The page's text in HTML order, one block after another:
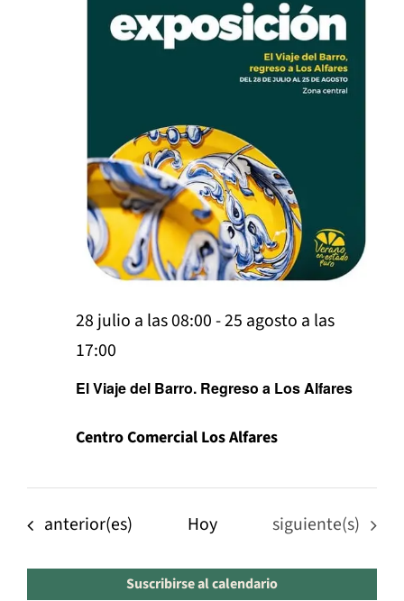
y
El Viaje del Barro. Regreso a Los Alfares
28 julio a las 08:00-25 agosto a las
17:00
Centro Comercial Los Alfares
Eventos
anterior(es) Hoy Eventos
siguiente(s)
Suscribirse al calendario